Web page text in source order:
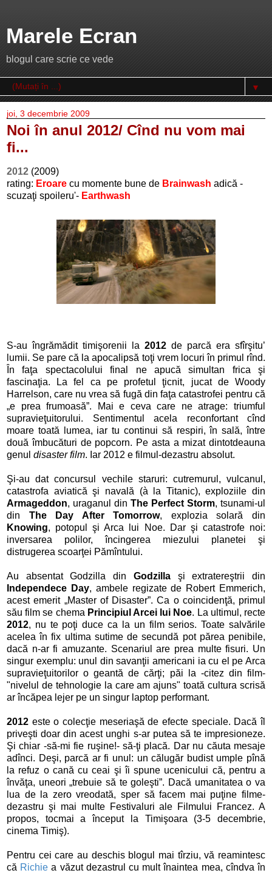
Marele Ecran
blogul care scrie ce vede
▼
joi, 3 decembrie 2009
Noi în anul 2012/ Cînd nu vom mai
fi...
2012 (2009)
rating: Eroare cu momente bune de Brainwash adică -
scuzaţi spoileru'- Earthwash
S-au îngrămădit timişorenii la 2012 de parcă era sfîrşitu’
lumii. Se pare că la apocalipsă toţi vrem locuri în primul rînd.
În faţa spectacolului final ne apucă simultan frica şi
fascinaţia. La fel ca pe profetul ţicnit, jucat de Woody
Harrelson, care nu vrea să fugă din faţa catastrofei pentru că
„e prea frumoasă”. Mai e ceva care ne atrage: triumful
supravieţuitorului. Sentimentul acela reconfortant cînd
moare toată lumea, iar tu continui să respiri, în sală, între
două îmbucături de popcorn. Pe asta a mizat dintotdeauna
genul disaster film. Iar 2012 e filmul-dezastru absolut.
Şi-au dat concursul vechile staruri: cutremurul, vulcanul,
catastrofa aviatică şi navală (à la Titanic), exploziile din
Armageddon, uraganul din The Perfect Storm, tsunami-ul
din The Day After Tomorrow, explozia solară din
Knowing, potopul şi Arca lui Noe. Dar şi catastrofe noi:
inversarea polilor, încingerea miezului planetei şi
distrugerea scoarţei Pămîntului.
Au absentat Godzilla din Godzilla şi extratereştrii din
Independece Day, ambele regizate de Robert Emmerich,
acest emerit „Master of Disaster”. Ca o coincidenţă, primul
său film se chema Principiul Arcei lui Noe. La ultimul, recte
2012, nu te poţi duce ca la un film serios. Toate salvările
acelea în fix ultima sutime de secundă pot părea penibile,
dacă n-ar fi amuzante. Scenariul are prea multe fisuri. Un
singur exemplu: unul din savanţii americani ia cu el pe Arca
supravieţuitorilor o geantă de cărţi; păi la -citez din film-
"nivelul de tehnologie la care am ajuns" toată cultura scrisă
ar încăpea lejer pe un singur laptop performant.
2012 este o colecţie meseriaşă de efecte speciale. Dacă îl
priveşti doar din acest unghi s-ar putea să te impresioneze.
Şi chiar -să-mi fie ruşine!- să-ţi placă. Dar nu căuta mesaje
adînci. Deşi, parcă ar fi unul: un călugăr budist umple pînă
la refuz o cană cu ceai şi îi spune ucenicului că, pentru a
învăţa, uneori „trebuie să te goleşti”. Dacă umanitatea o va
lua de la zero vreodată, sper să facem mai puţine filme-
dezastru şi mai multe Festivaluri ale Filmului Francez. A
propos, tocmai a început la Timişoara (3-5 decembrie,
cinema Timiş).
Pentru cei care au deschis blogul mai tîrziu, vă reamintesc
că Richiea văzut dezastrul cu mult înaintea mea, cîndva în